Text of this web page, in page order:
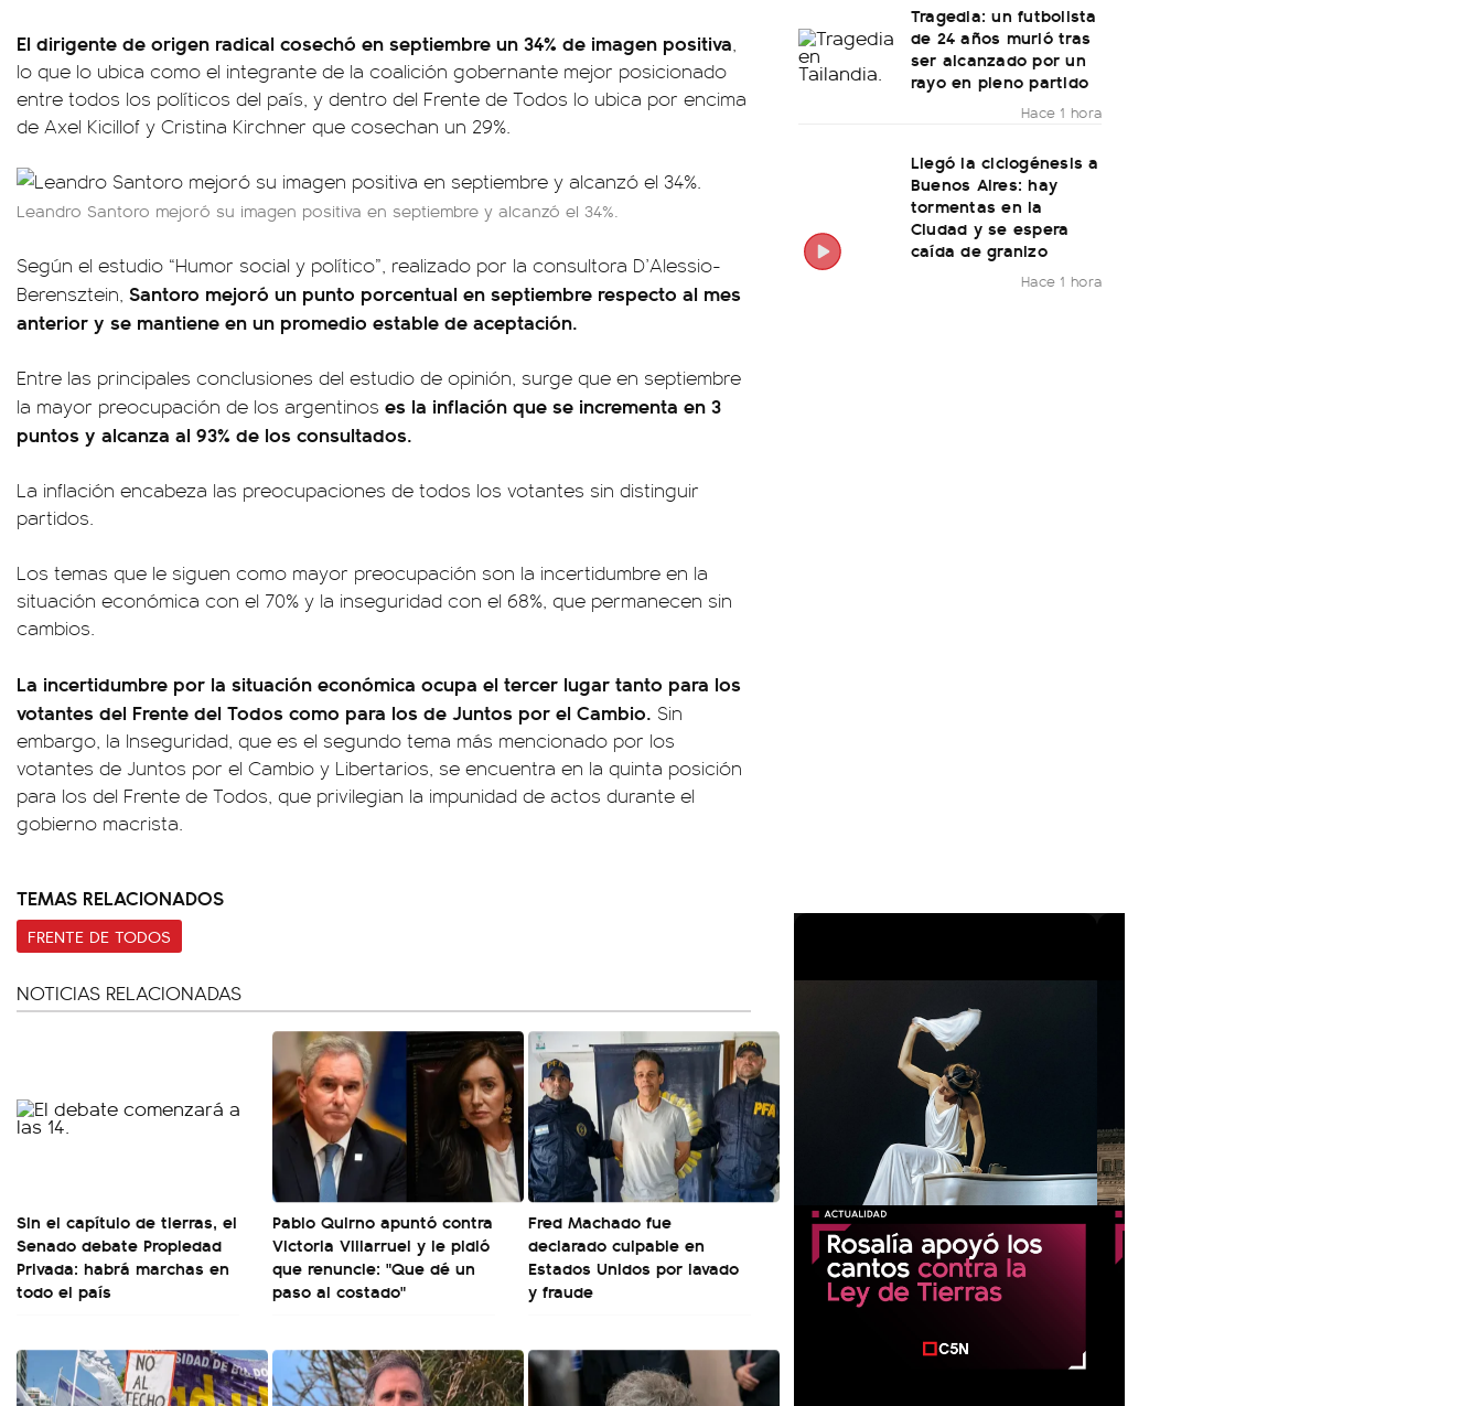
El dirigente de origen radical cosechó en septiembre un 34% de imagen positiva,
lo que lo ubica como el integrante de la coalición gobernante mejor posicionado
entre todos los políticos del país, y dentro del Frente de Todos lo ubica por encima
de Axel Kicillof y Cristina Kirchner que cosechan un 29%.
Leandro Santoro mejoró su imagen positiva en septiembre y alcanzó el 34%.
Según el estudio “Humor social y político”, realizado por la consultora D’Alessio-
Berensztein, Santoro mejoró un punto porcentual en septiembre respecto al mes
anterior y se mantiene en un promedio estable de aceptación.
Entre las principales conclusiones del estudio de opinión, surge que en septiembre
la mayor preocupación de los argentinos es la inflación que se incrementa en 3
puntos y alcanza al 93% de los consultados.
La inflación encabeza las preocupaciones de todos los votantes sin distinguir
partidos.
Los temas que le siguen como mayor preocupación son la incertidumbre en la
situación económica con el 70% y la inseguridad con el 68%, que permanecen sin
cambios.
La incertidumbre por la situación económica ocupa el tercer lugar tanto para los
votantes del Frente del Todos como para los de Juntos por el Cambio. Sin
embargo, la Inseguridad, que es el segundo tema más mencionado por los
votantes de Juntos por el Cambio y Libertarios, se encuentra en la quinta posición
para los del Frente de Todos, que privilegian la impunidad de actos durante el
gobierno macrista.
TEMAS RELACIONADOS
FRENTE DE TODOS
NOTICIAS RELACIONADAS
Sin el capítulo de tierras, el
Senado debate Propiedad
Privada: habrá marchas en
todo el país
Pablo Quirno apuntó contra
Victoria Villarruel y le pidió
que renuncie: "Que dé un
paso al costado"
Fred Machado fue
declarado culpable en
Estados Unidos por lavado
y fraude
Tragedia: un futbolista
de 24 años murió tras
ser alcanzado por un
rayo en pleno partido
Hace 1 hora
Llegó la ciclogénesis a
Buenos Aires: hay
tormentas en la
Ciudad y se espera
caída de granizo
Hace 1 hora